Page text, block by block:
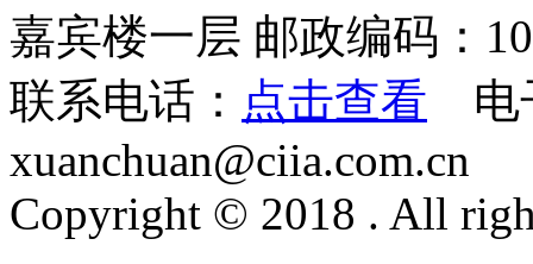
嘉宾楼一层 邮政编码：
联系电话： 点击查看 电
xuanchuan@ciia.com.cn
Copyright © 2018 . All